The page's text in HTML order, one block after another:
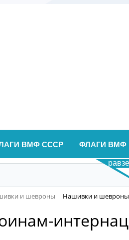
ВМФ СССР ФЛАГИ ВМФ
и шевроны Нашивки и шевроны